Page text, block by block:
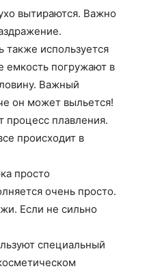
вытираются. Важно
используется
емкость погружают в
Важный
он может выльется!
процесс плавления.
происходит в
просто
очень просто.
Если не сильно
специальный